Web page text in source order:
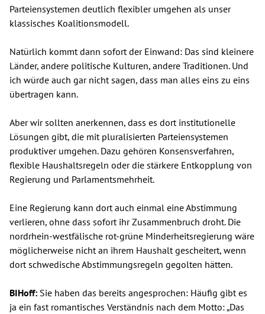
Parteiensystemen deutlich flexibler umgehen als unser
klassisches Koalitionsmodell.
Natürlich kommt dann sofort der Einwand: Das sind kleinere
Länder, andere politische Kulturen, andere Traditionen. Und
ich würde auch gar nicht sagen, dass man alles eins zu eins
übertragen kann.
Aber wir sollten anerkennen, dass es dort institutionelle
Lösungen gibt, die mit pluralisierten Parteiensystemen
produktiver umgehen. Dazu gehören Konsensverfahren,
flexible Haushaltsregeln oder die stärkere Entkopplung von
Regierung und Parlamentsmehrheit.
Eine Regierung kann dort auch einmal eine Abstimmung
verlieren, ohne dass sofort ihr Zusammenbruch droht. Die
nordrhein-westfälische rot-grüne Minderheitsregierung wäre
möglicherweise nicht an ihrem Haushalt gescheitert, wenn
dort schwedische Abstimmungsregeln gegolten hätten.
BIHoff: Sie haben das bereits angesprochen: Häufig gibt es
ja ein fast romantisches Verständnis nach dem Motto: „Das